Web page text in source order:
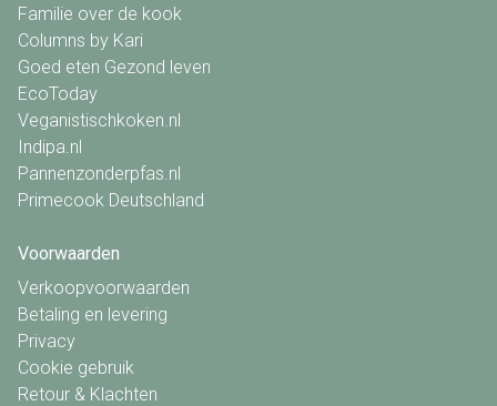
Familie over de kook
Columns by Kari
Goed eten Gezond leven
EcoToday
Veganistischkoken.nl
Indipa.nl
Pannenzonderpfas.nl
Primecook Deutschland
Voorwaarden
Verkoopvoorwaarden
Betaling en levering
Privacy
Cookie gebruik
Retour & Klachten